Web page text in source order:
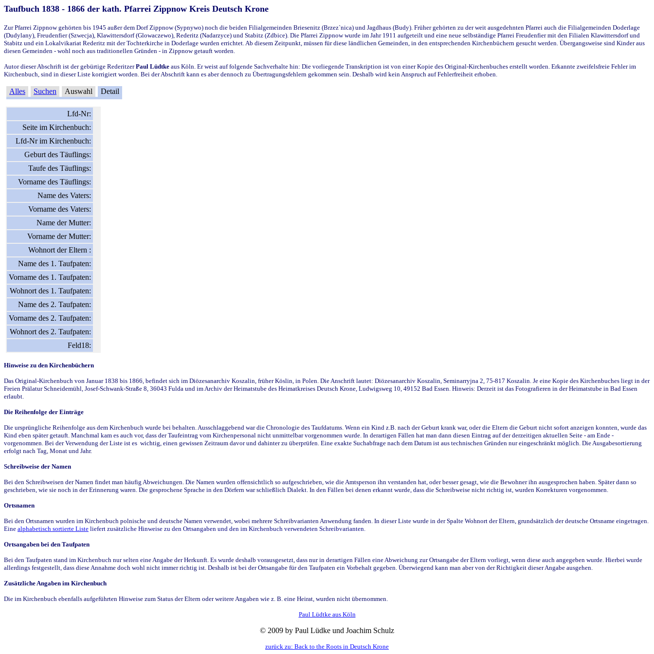
Taufbuch 1838 - 1866 der kath. Pfarrei Zippnow Kreis Deutsch Krone
Zur Pfarrei Zippnow gehörten bis 1945 außer dem Dorf Zippnow (Sypnywo) noch die beiden Filialgemeinden Briesenitz (Brzez`nica) und Jagdhaus (Budy). Früher gehörten zu der weit ausgedehnten Pfarrei auch die Filialgemeinden Doderlage
(Dudylany), Freudenfier (Szwecja), Klawittersdorf (Glowaczewo), Rederitz (Nadarzyce) und Stabitz (Zdbice). Die Pfarrei Zippnow wurde im Jahr 1911 aufgeteilt und eine neue selbständige Pfarrei Freudenfier mit den Filialen Klawittersdorf und
Stabitz und ein Lokalvikariat Rederitz mit der Tochterkirche in Doderlage wurden errichtet. Ab diesem Zeitpunkt, müssen für diese ländlichen Gemeinden, in den entsprechenden Kirchenbüchern gesucht werden. Übergangsweise sind Kinder aus
diesen Gemeinden - wohl noch aus traditionellen Gründen - in Zippnow getauft worden.
Autor dieser Abschrift ist der gebürtige RederitzerPaul Lüdtke aus Köln. Er weist auf folgende Sachverhalte hin: Die vorliegende Transkription ist von einer Kopie des Original-Kirchenbuches erstellt worden. Erkannte zweifelsfreie Fehler im
Kirchenbuch, sind in dieser Liste korrigiert worden. Bei der Abschrift kann es aber dennoch zu Übertragungsfehlern gekommen sein. Deshalb wird kein Anspruch auf Fehlerfreiheit erhoben.
Alles Suchen Auswahl Detail
Lfd-Nr:
Seite im Kirchenbuch:
Lfd-Nr im Kirchenbuch:
Geburt des Täuflings:
Taufe des Täuflings:
Vorname des Täuflings:
Name des Vaters:
Vorname des Vaters:
Name der Mutter:
Vorname der Mutter:
Wohnort der Eltern :
Name des 1. Taufpaten:
Vorname des 1. Taufpaten:
Wohnort des 1. Taufpaten:
Name des 2. Taufpaten:
Vorname des 2. Taufpaten:
Wohnort des 2. Taufpaten:
Feld18:
Hinweise zu den Kirchenbüchern
Das Original-Kirchenbuch von Januar 1838 bis 1866, befindet sich im Diözesanarchiv Koszalin, früher Köslin, in Polen. Die Anschrift lautet: Diözesanarchiv Koszalin, Seminarryjna 2, 75-817 Koszalin. Je eine Kopie des Kirchenbuches liegt in der
Freien Prälatur Schneidemühl, Josef-Schwank-Straße 8, 36043 Fulda und im Archiv der Heimatstube des Heimatkreises Deutsch Krone, Ludwigsweg 10, 49152 Bad Essen. Hinweis: Derzeit ist das Fotografieren in der Heimatstube in Bad Essen
erlaubt.
Die Reihenfolge der Einträge
Die ursprüngliche Reihenfolge aus dem Kirchenbuch wurde bei behalten. Ausschlaggebend war die Chronologie des Taufdatums. Wenn ein Kind z.B. nach der Geburt krank war, oder die Eltern die Geburt nicht sofort anzeigen konnten, wurde das
Kind eben später getauft. Manchmal kam es auch vor, dass der Taufeintrag vom Kirchenpersonal nicht unmittelbar vorgenommen wurde. In derartigen Fällen hat man dann diesen Eintrag auf der derzeitigen aktuellen Seite - am Ende -
vorgenommen. Bei der Verwendung der Liste ist es wichtig, einen gewissen Zeitraum davor und dahinter zu überprüfen. Eine exakte Suchabfrage nach dem Datum ist aus technischen Gründen nur eingeschränkt möglich. Die Ausgabesortierung
erfolgt nach Tag, Monat und Jahr.
Schreibweise der Namen
Bei den Schreibweisen der Namen findet man häufig Abweichungen. Die Namen wurden offensichtlich so aufgeschrieben, wie die Amtsperson ihn verstanden hat, oder besser gesagt, wie die Bewohner ihn ausgesprochen haben. Später dann so
geschrieben, wie sie noch in der Erinnerung waren. Die gesprochene Sprache in den Dörfern war schließlich Dialekt. In den Fällen bei denen erkannt wurde, dass die Schreibweise nicht richtig ist, wurden Korrekturen vorgenommen.
Ortsnamen
Bei den Ortsnamen wurden im Kirchenbuch polnische und deutsche Namen verwendet, wobei mehrere Schreibvarianten Anwendung fanden. In dieser Liste wurde in der Spalte Wohnort der Eltern, grundsätzlich der deutsche Ortsname eingetragen.
Eine alphabetisch sortierte Liste liefert zusätzliche Hinweise zu den Ortsangaben und den im Kirchenbuch verwendeten Schreibvarianten.
Ortsangaben bei den Taufpaten
Bei den Taufpaten stand im Kirchenbuch nur selten eine Angabe der Herkunft. Es wurde deshalb vorausgesetzt, dass nur in derartigen Fällen eine Abweichung zur Ortsangabe der Eltern vorliegt, wenn diese auch angegeben wurde. Hierbei wurde
allerdings festgestellt, dass diese Annahme doch wohl nicht immer richtig ist. Deshalb ist bei der Ortsangabe für den Taufpaten ein Vorbehalt gegeben. Überwiegend kann man aber von der Richtigkeit dieser Angabe ausgehen.
Zusätzliche Angaben im Kirchenbuch
Die im Kirchenbuch ebenfalls aufgeführten Hinweise zum Status der Eltern oder weitere Angaben wie z. B. eine Heirat, wurden nicht übernommen.
Paul Lüdtke aus Köln
© 2009 by Paul Lüdke und Joachim Schulz
zurück zu: Back to the Roots in Deutsch Krone